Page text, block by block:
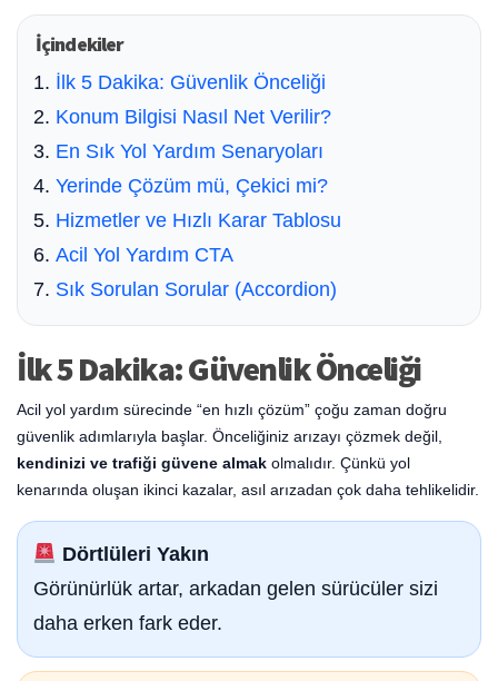
İçindekiler
İlk 5 Dakika: Güvenlik Önceliği
Konum Bilgisi Nasıl Net Verilir?
En Sık Yol Yardım Senaryoları
Yerinde Çözüm mü, Çekici mi?
Hizmetler ve Hızlı Karar Tablosu
Acil Yol Yardım CTA
Sık Sorulan Sorular (Accordion)
İlk 5 Dakika: Güvenlik Önceliği
Acil yol yardım sürecinde “en hızlı çözüm” çoğu zaman doğru
güvenlik adımlarıyla başlar. Önceliğiniz arızayı çözmek değil,
kendinizi ve trafiği güvene almak olmalıdır. Çünkü yol
kenarında oluşan ikinci kazalar, asıl arızadan çok daha tehlikelidir.
Dörtlüleri Yakın
Görünürlük artar, arkadan gelen sürücüler sizi
daha erken fark eder.